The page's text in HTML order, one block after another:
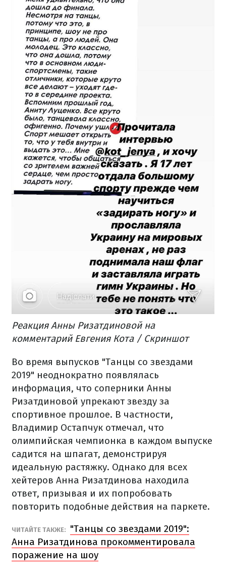
Реакция Анны Ризатдиновой на
комментарий Евгения Кота / Скриншот
Во время выпусков "Танцы со звездами
2019" неоднократно появлялась
информация, что соперники Анны
Ризатдиновой упрекают звезду за
спортивное прошлое. В частности,
Владимир Остапчук отмечал, что
олимпийская чемпионка в каждом выпуске
садится на шпагат, демонстрируя
идеальную растяжку. Однако для всех
хейтеров Анна Ризатдинова находила
ответ, призывая и их попробовать
повторить подобные действия на паркете.
ЧИТАЙТЕ ТАКЖЕ:
"Танцы со звездами 2019":
Анна Ризатдинова прокомментировала
поражение на шоу